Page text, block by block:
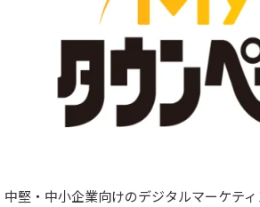
中堅・中小企業向けのデジタルマーケテ